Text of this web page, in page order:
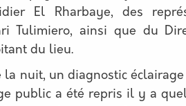
El Rharbaye, des
Tulimiero, ainsi que du
du lieu.
la nuit, un diagnostic
public a été repris il y a